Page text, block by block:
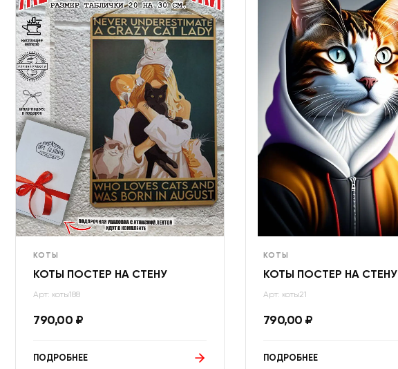
КОТЫ
КОТЫ ПОСТЕР НА СТЕНУ
Арт: коты188
790,00 ₽
ПОДРОБНЕЕ
КОТЫ
КОТЫ ПОСТЕР НА СТЕНУ
Арт: коты21
790,00 ₽
ПОДРОБНЕЕ